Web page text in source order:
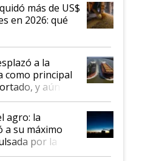
más de US$
en 2026: qué
a la
como principal
y aún así
casi seis de cada
el
semestre
agro: la
a su máximo
por la